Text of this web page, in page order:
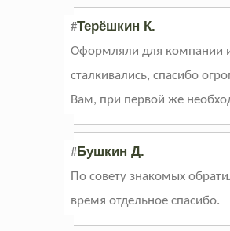
#Терёшкин К.
Оформляли для компании
сталкивались, спасибо
Вам, при первой же
#Бушкин Д.
По совету знакомых
время отдельное спасибо.